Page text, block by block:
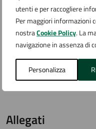
utenti e per raccogliere
Per maggiori informazioni
nostraCookie Policy. La
navigazione in assenza di
Personalizza
abbiamo dimostrato
cura del nostro
ringraziamento
Centro Commerciale
della Croce Rossa
partecipanti dei
Appuntamento al
Allegati